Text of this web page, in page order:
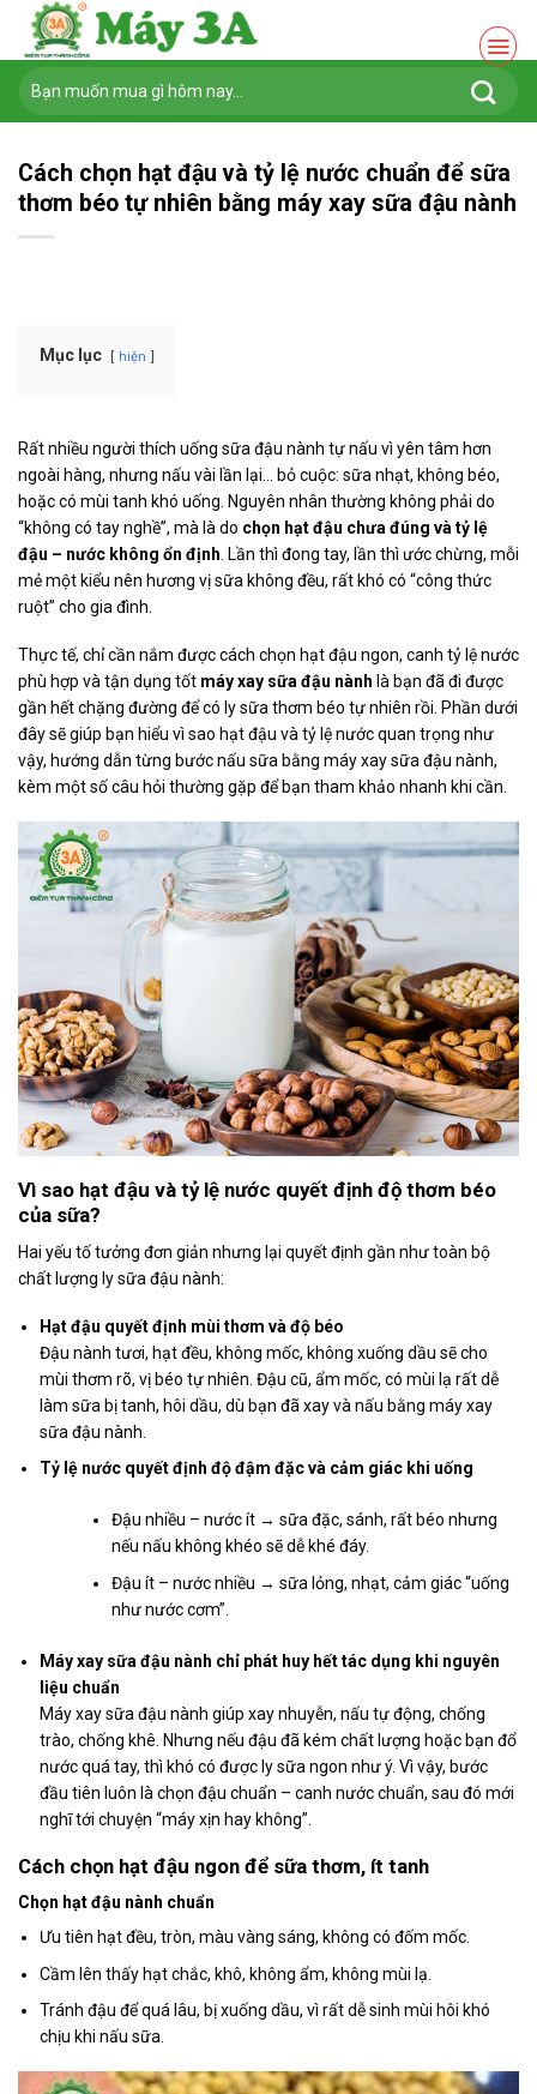
Chuyển
nội
dung
Tìm
kiếm:
Cách chọn hạt đậu và tỷ lệ nước chuẩn để sữa
thơm béo tự nhiên bằng máy xay sữa đậu nành
Mục lục hiện
Rất nhiều người thích uống sữa đậu nành tự nấu vì yên tâm hơn
ngoài hàng, nhưng nấu vài lần lại… bỏ cuộc: sữa nhạt, không béo,
hoặc có mùi tanh khó uống. Nguyên nhân thường không phải do
“không có tay nghề”, mà là do chọn hạt đậu chưa đúng và tỷ lệ
đậu – nước không ổn định . Lần thì đong tay, lần thì ước chừng, mỗi
mẻ một kiểu nên hương vị sữa không đều, rất khó có “công thức
ruột” cho gia đình.
Thực tế, chỉ cần nắm được cách chọn hạt đậu ngon, canh tỷ lệ nước
phù hợp và tận dụng tốt máy xay sữa đậu nành là bạn đã đi được
gần hết chặng đường để có ly sữa thơm béo tự nhiên rồi. Phần dưới
đây sẽ giúp bạn hiểu vì sao hạt đậu và tỷ lệ nước quan trọng như
vậy, hướng dẫn từng bước nấu sữa bằng máy xay sữa đậu nành,
kèm một số câu hỏi thường gặp để bạn tham khảo nhanh khi cần.
Vì sao hạt đậu và tỷ lệ nước quyết định độ thơm béo
của sữa?
Hai yếu tố tưởng đơn giản nhưng lại quyết định gần như toàn bộ
chất lượng ly sữa đậu nành:
Hạt đậu quyết định mùi thơm và độ béo
Đậu nành tươi, hạt đều, không mốc, không xuống dầu sẽ cho
mùi thơm rõ, vị béo tự nhiên. Đậu cũ, ẩm mốc, có mùi lạ rất dễ
làm sữa bị tanh, hôi dầu, dù bạn đã xay và nấu bằng máy xay
sữa đậu nành.
Tỷ lệ nước quyết định độ đậm đặc và cảm giác khi uống
Đậu nhiều – nước ít → sữa đặc, sánh, rất béo nhưng
nếu nấu không khéo sẽ dễ khé đáy.
Đậu ít – nước nhiều → sữa lỏng, nhạt, cảm giác “uống
như nước cơm”.
Máy xay sữa đậu nành chỉ phát huy hết tác dụng khi nguyên
liệu chuẩn
Máy xay sữa đậu nành giúp xay nhuyễn, nấu tự động, chống
trào, chống khê. Nhưng nếu đậu đã kém chất lượng hoặc bạn đổ
nước quá tay, thì khó có được ly sữa ngon như ý. Vì vậy, bước
đầu tiên luôn là chọn đậu chuẩn – canh nước chuẩn, sau đó mới
nghĩ tới chuyện “máy xịn hay không”.
Cách chọn hạt đậu ngon để sữa thơm, ít tanh
Chọn hạt đậu nành chuẩn
Ưu tiên hạt đều, tròn, màu vàng sáng, không có đốm mốc.
Cầm lên thấy hạt chắc, khô, không ẩm, không mùi lạ.
Tránh đậu để quá lâu, bị xuống dầu, vì rất dễ sinh mùi hôi khó
chịu khi nấu sữa.